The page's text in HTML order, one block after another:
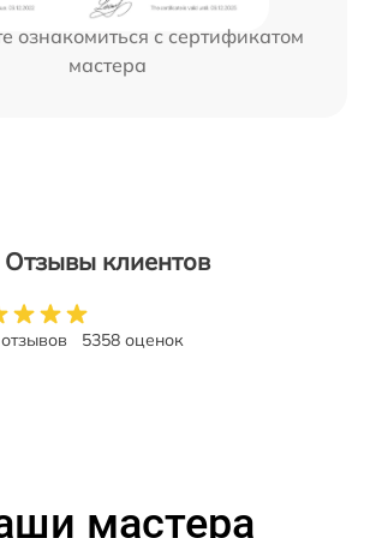
ознакомиться с сертификатом
мастера
Отзывы клиентов
5358 оценок
мастера